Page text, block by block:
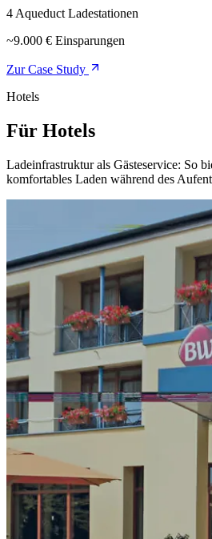
4 Aqueduct Ladestationen
~9.000 € Einsparungen
Zur Case Study
Hotels
Für Hotels
Ladeinfrastruktur als Gästeservice: So
komfortables Laden während des